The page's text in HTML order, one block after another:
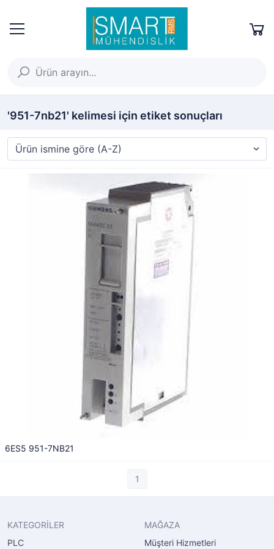
'951-7nb21' kelimesi için etiket sonuçları
6ES5 951-7NB21
1
KATEGORİLER
PLC
MAĞAZA
Müşteri Hizmetleri